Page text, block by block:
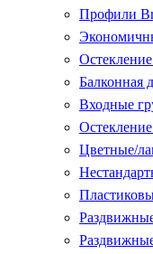
Профили
Балконная
Входные
Цветные/